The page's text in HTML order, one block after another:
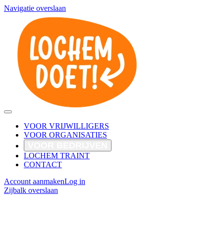
Navigatie overslaan
VOOR VRIJWILLIGERS
VOOR ORGANISATIES
LOCHEM TRAINT
CONTACT
Account aanmakenLog in
Zijbalk overslaan